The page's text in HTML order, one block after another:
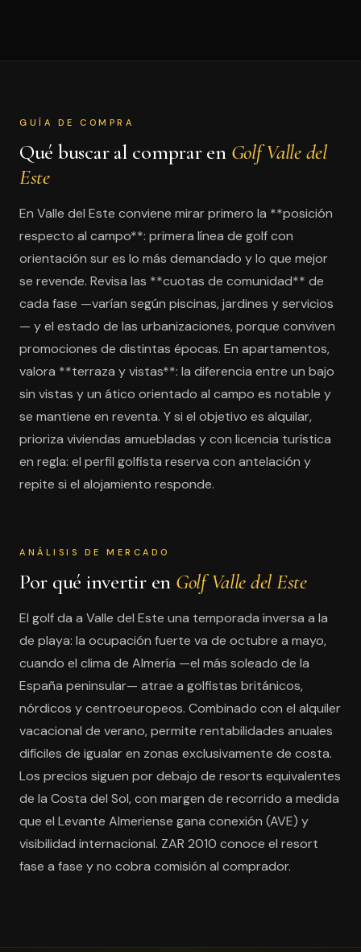
GUÍA DE COMPRA
Qué buscar al comprar en Golf Valle del
Este
En Valle del Este conviene mirar primero la **posición
respecto al campo**: primera línea de golf con
orientación sur es lo más demandado y lo que mejor
se revende. Revisa las **cuotas de comunidad** de
cada fase —varían según piscinas, jardines y servicios
— y el estado de las urbanizaciones, porque conviven
promociones de distintas épocas. En apartamentos,
valora **terraza y vistas**: la diferencia entre un bajo
sin vistas y un ático orientado al campo es notable y
se mantiene en reventa. Y si el objetivo es alquilar,
prioriza viviendas amuebladas y con licencia turística
en regla: el perfil golfista reserva con antelación y
repite si el alojamiento responde.
ANÁLISIS DE MERCADO
Por qué invertir en Golf Valle del Este
El golf da a Valle del Este una temporada inversa a la
de playa: la ocupación fuerte va de octubre a mayo,
cuando el clima de Almería —el más soleado de la
España peninsular— atrae a golfistas británicos,
nórdicos y centroeuropeos. Combinado con el alquiler
vacacional de verano, permite rentabilidades anuales
difíciles de igualar en zonas exclusivamente de costa.
Los precios siguen por debajo de resorts equivalentes
de la Costa del Sol, con margen de recorrido a medida
que el Levante Almeriense gana conexión (AVE) y
visibilidad internacional. ZAR 2010 conoce el resort
fase a fase y no cobra comisión al comprador.